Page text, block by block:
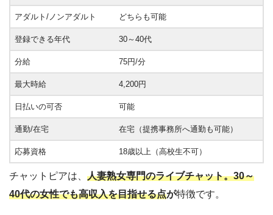
アダルト/ノンアダルト どちらも可能
登録できる年代 30～40代
分給 75円/分
最大時給 4,200円
日払いの可否 可能
通勤/在宅 在宅（提携事務所へ通勤も可能）
応募資格 18歳以上（高校生不可）
チャットピアは、 人妻熟女専門のライブチャット。30～
40代の女性でも高収入を目指せる点が特徴です。